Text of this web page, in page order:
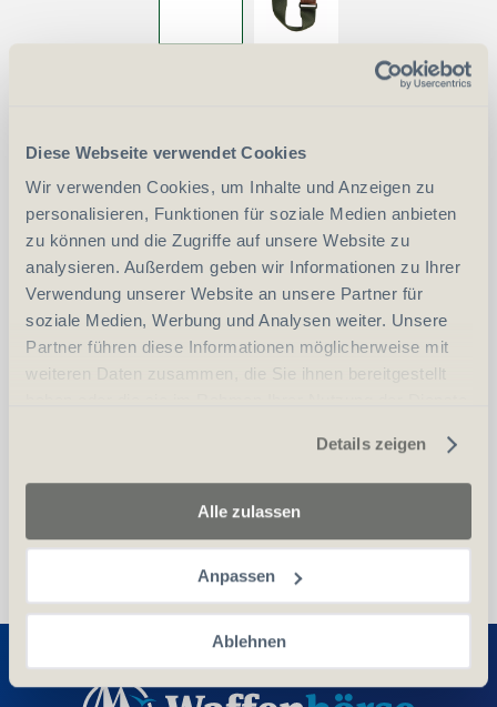
Diese Webseite verwendet Cookies
Wir verwenden Cookies, um Inhalte und Anzeigen zu
personalisieren, Funktionen für soziale Medien anbieten
zu können und die Zugriffe auf unsere Website zu
analysieren. Außerdem geben wir Informationen zu Ihrer
Verwendung unserer Website an unsere Partner für
soziale Medien, Werbung und Analysen weiter. Unsere
Partner führen diese Informationen möglicherweise mit
weiteren Daten zusammen, die Sie ihnen bereitgestellt
Details zeigen
Alle zulassen
Anpassen
Ablehnen
Reh/Hirsch/Keiler
CHF 103.00 Art.29942
Anzahl Stück -
Entdecken Sie weitere Produkte